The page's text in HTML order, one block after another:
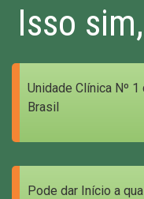
Isso sim,
Unidade Clínica Nº
Brasil
Pode dar Início a